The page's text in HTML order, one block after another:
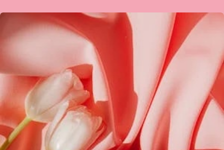
ಮಲ್ಲಿಕಾರ್ಜುನ
ಪಾಟೀಲ
ಎಂ
ಕವಿತೆ
ಸೋತಿದೆ
ಮನಸ್ಸು